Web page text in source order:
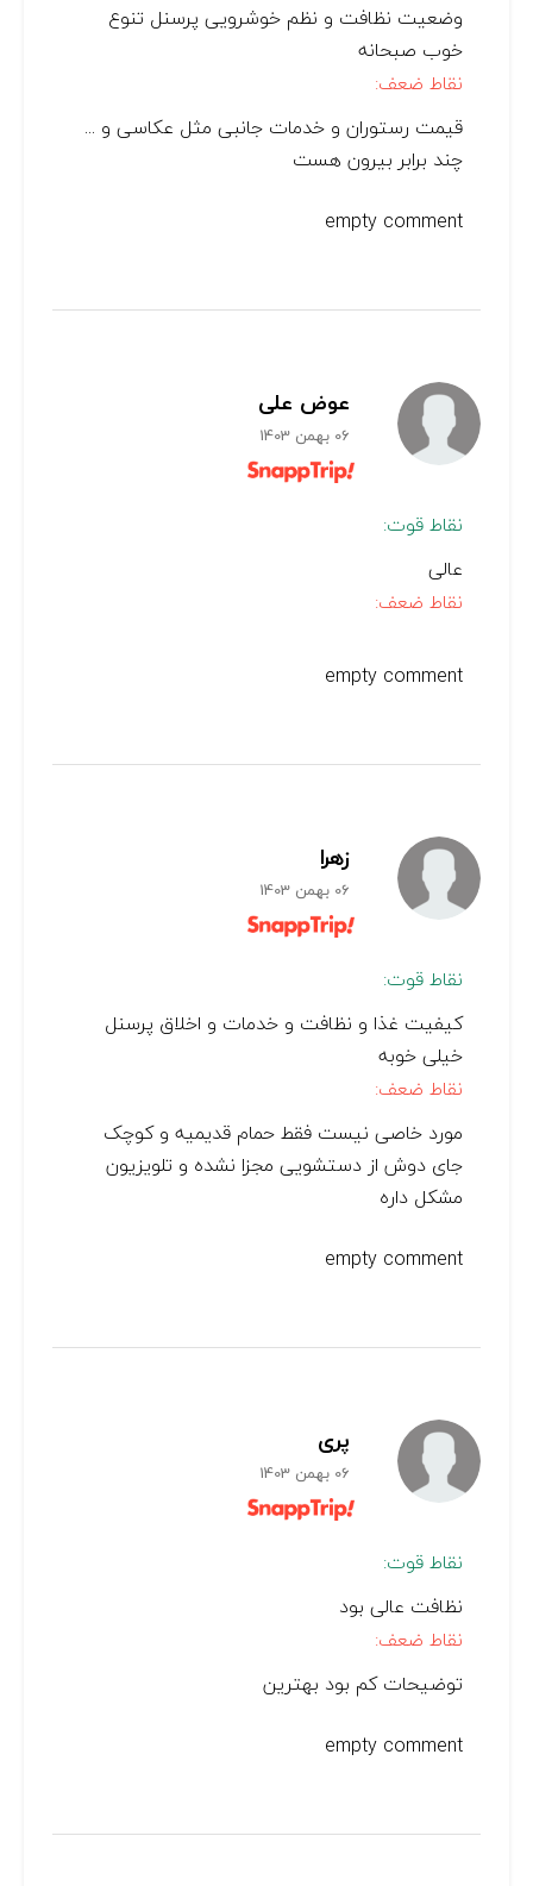
وضعیت نظافت و نظم خوشرویی پرسنل تنوع
خوب صبحانه
نقاط ضعف:
قیمت رستوران و خدمات جانبی مثل عکاسی و ...
چند برابر بیرون هست
empty comment
عوض علی
06 بهمن 1403
نقاط قوت:
عالی
نقاط ضعف:
empty comment
زهرا
06 بهمن 1403
نقاط قوت:
کیفیت غذا و نظافت و خدمات و اخلاق پرسنل
خیلی خوبه
نقاط ضعف:
مورد خاصی نیست فقط حمام قدیمیه و کوچک
جای دوش از دستشویی مجزا نشده و تلویزیون
مشکل داره
empty comment
پری
06 بهمن 1403
نقاط قوت:
نظافت عالی بود
نقاط ضعف:
توضیحات کم بود بهترین
empty comment